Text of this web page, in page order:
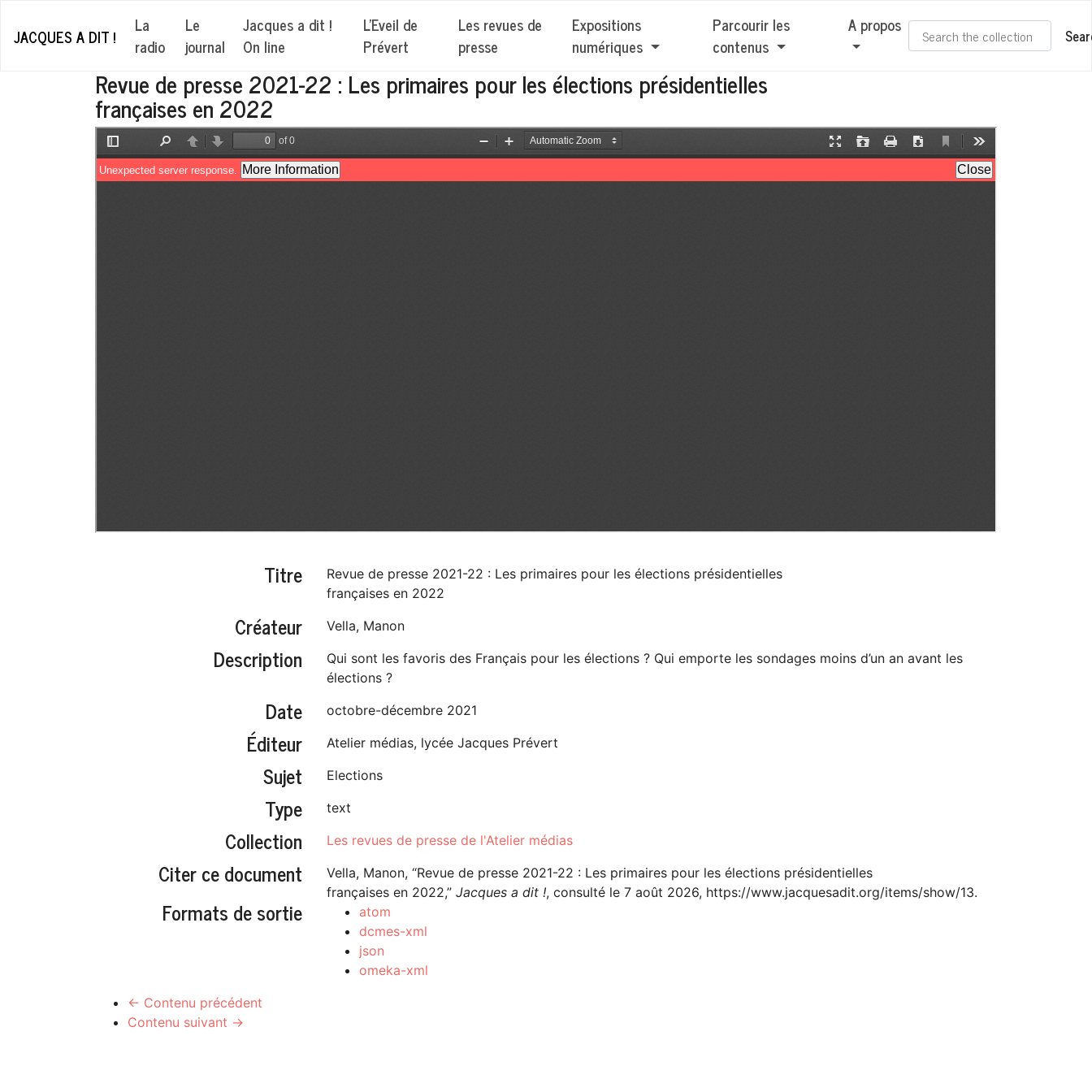
JACQUES A DIT !
La
radio
Le
journal
Jacques a dit !
On line
L'Eveil de
Prévert
Les revues de
presse
Expositions
numériques
Parcourir les
contenus
A propos
Revue de presse 2021-22 : Les primaires pour les élections présidentielles
françaises en 2022
Titre
Revue de presse 2021-22 : Les primaires pour les élections présidentielles
françaises en 2022
Créateur Vella, Manon
Description
Qui sont les favoris des Français pour les élections ? Qui emporte les sondages moins d’un an avant les
élections ?
Date octobre-décembre 2021
Éditeur Atelier médias, lycée Jacques Prévert
Sujet Elections
Type text
Collection Les revues de presse de l'Atelier médias
Citer ce document
Vella, Manon, “Revue de presse 2021-22 : Les primaires pour les élections présidentielles
françaises en 2022,” Jacques a dit !, consulté le 7 août 2026, https://www.jacquesadit.org/items/show/13.
Formats de sortie
atom
dcmes-xml
json
omeka-xml
← Contenu précédent
Contenu suivant →